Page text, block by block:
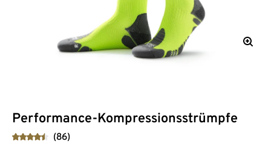
Performance-Kompressionsstrümpfe
(86)